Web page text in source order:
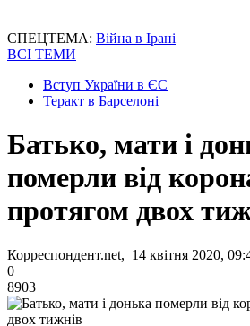
СПЕЦТЕМА: Війна в Ірані
ВСІ ТЕМИ
Вступ України в ЄС
Теракт в Барселоні
Батько, мати і
померли від
протягом двох
Корреспондент.net, 14 квітня 2020,
0
8903